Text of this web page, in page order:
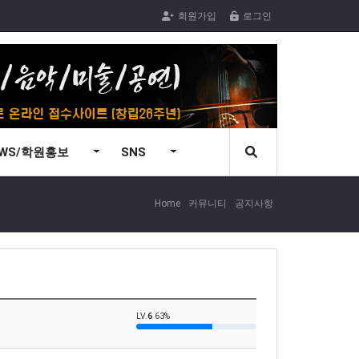
회원가입 로그인
학원홍보 SNS
Home 커뮤니티 공지사항
LV.6 63%